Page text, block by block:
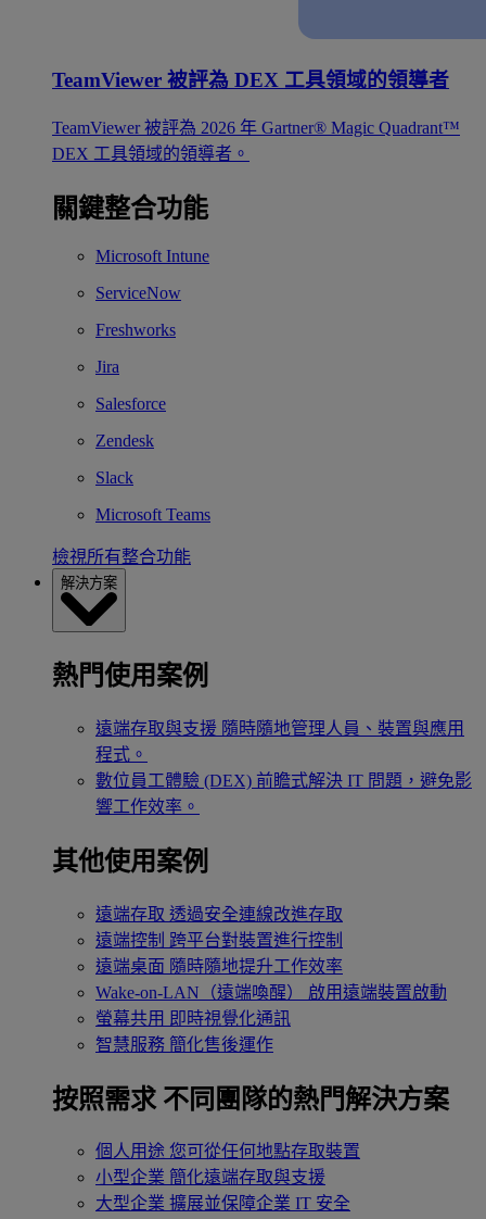
TeamViewer 被評為 DEX 工具領域的領導者
TeamViewer 被評為 2026 年 Gartner® Magic Quadrant™
DEX 工具領域的領導者。
關鍵整合功能
Microsoft Intune
ServiceNow
Freshworks
Jira
Salesforce
Zendesk
Slack
Microsoft Teams
檢視所有整合功能
解決方案
熱門使用案例
遠端存取與支援 隨時隨地管理人員、裝置與應用
程式。
數位員工體驗 (DEX) 前瞻式解決 IT 問題，避免影
響工作效率。
其他使用案例
遠端存取 透過安全連線改進存取
遠端控制 跨平台對裝置進行控制
遠端桌面 隨時隨地提升工作效率
Wake-on-LAN（遠端喚醒）
啟用遠端裝置啟動
螢幕共用 即時視覺化通訊
智慧服務 簡化售後運作
按照需求 不同團隊的熱門解決方案
個人用途 您可從任何地點存取裝置
小型企業 簡化遠端存取與支援
大型企業 擴展並保障企業 IT 安全